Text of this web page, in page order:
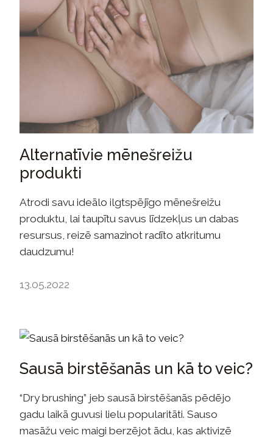
Alternatīvie mēnešreižu
produkti
Atrodi savu ideālo ilgtspējīgo mēnešreižu
produktu, lai taupītu savus līdzekļus un dabas
resursus, reizē samazinot radīto atkritumu
daudzumu!
13.05.2022
Sausā birstēšanās un kā to veic?
“Dry brushing” jeb sausā birstēšanās pēdējo
gadu laikā guvusi lielu popularitāti. Sauso
masāžu veic maigi berzējot ādu, kas aktivizē